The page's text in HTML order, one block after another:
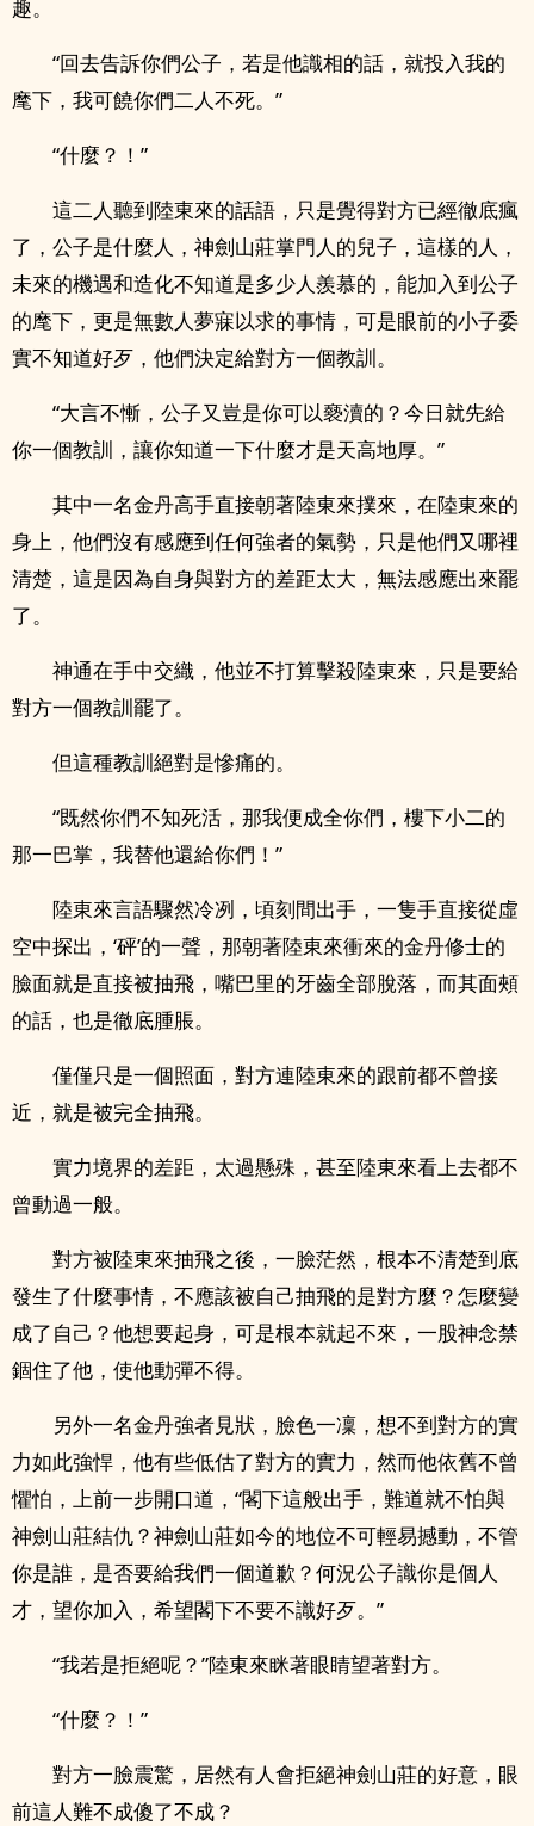
趣。
“回去告訴你們公子，若是他識相的話，就投入我的
麾下，我可饒你們二人不死。”
“什麼？！”
這二人聽到陸東來的話語，只是覺得對方已經徹底瘋
了，公子是什麼人，神劍山莊掌門人的兒子，這樣的人，
未來的機遇和造化不知道是多少人羨慕的，能加入到公子
的麾下，更是無數人夢寐以求的事情，可是眼前的小子委
實不知道好歹，他們決定給對方一個教訓。
“大言不慚，公子又豈是你可以褻瀆的？今日就先給
你一個教訓，讓你知道一下什麼才是天高地厚。”
其中一名金丹高手直接朝著陸東來撲來，在陸東來的
身上，他們沒有感應到任何強者的氣勢，只是他們又哪裡
清楚，這是因為自身與對方的差距太大，無法感應出來罷
了。
神通在手中交織，他並不打算擊殺陸東來，只是要給
對方一個教訓罷了。
但這種教訓絕對是慘痛的。
“既然你們不知死活，那我便成全你們，樓下小二的
那一巴掌，我替他還給你們！”
陸東來言語驟然冷冽，頃刻間出手，一隻手直接從虛
空中探出，‘砰’的一聲，那朝著陸東來衝來的金丹修士的
臉面就是直接被抽飛，嘴巴里的牙齒全部脫落，而其面頰
的話，也是徹底腫脹。
僅僅只是一個照面，對方連陸東來的跟前都不曾接
近，就是被完全抽飛。
實力境界的差距，太過懸殊，甚至陸東來看上去都不
曾動過一般。
對方被陸東來抽飛之後，一臉茫然，根本不清楚到底
發生了什麼事情，不應該被自己抽飛的是對方麼？怎麼變
成了自己？他想要起身，可是根本就起不來，一股神念禁
錮住了他，使他動彈不得。
另外一名金丹強者見狀，臉色一凜，想不到對方的實
力如此強悍，他有些低估了對方的實力，然而他依舊不曾
懼怕，上前一步開口道，“閣下這般出手，難道就不怕與
神劍山莊結仇？神劍山莊如今的地位不可輕易撼動，不管
你是誰，是否要給我們一個道歉？何況公子識你是個人
才，望你加入，希望閣下不要不識好歹。”
“我若是拒絕呢？”陸東來眯著眼睛望著對方。
“什麼？！”
對方一臉震驚，居然有人會拒絕神劍山莊的好意，眼
前這人難不成傻了不成？